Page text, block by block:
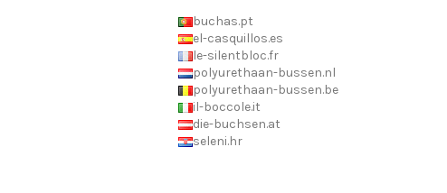
buchas.pt
el-casquillos.es
le-silentbloc.fr
polyurethaan-bussen.nl
polyurethaan-bussen.be
il-boccole.it
die-buchsen.at
seleni.hr